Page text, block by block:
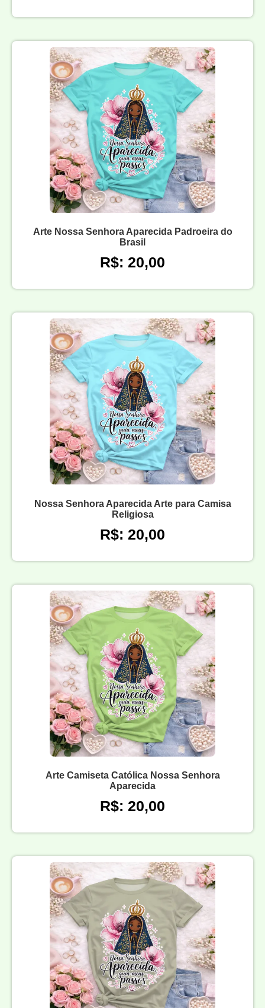
Arte Nossa Senhora Aparecida Padroeira do
Brasil
R$: 20,00
Nossa Senhora Aparecida Arte para Camisa
Religiosa
R$: 20,00
Arte Camiseta Católica Nossa Senhora
Aparecida
R$: 20,00